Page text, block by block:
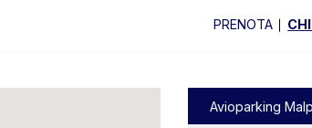
PRENOTA
Avioparking